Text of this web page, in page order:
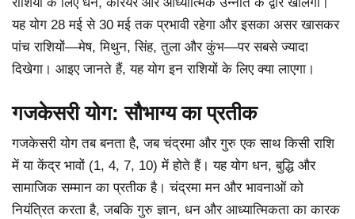
यह योग 28 मई से 30 मई तक प्रभावी रहेगा और इसका असर खासकर
पांच राशियों—मेष, मिथुन, सिंह, तुला और कुंभ—पर सबसे ज्यादा
दिखेगा। आइए जानते हैं, यह योग इन राशियों के लिए क्या लाएगा।
गजकेसरी योग: सौभाग्य का प्रतीक
गजकेसरी योग तब बनता है, जब चंद्रमा और गुरु एक साथ किसी राशि
में या केंद्र भावों (1, 4, 7, 10) में होते हैं। यह योग धन, बुद्धि और
सामाजिक सम्मान का प्रतीक है। चंद्रमा मन और भावनाओं को
नियंत्रित करता है, जबकि गुरु ज्ञान, धन और आध्यात्मिकता का कारक